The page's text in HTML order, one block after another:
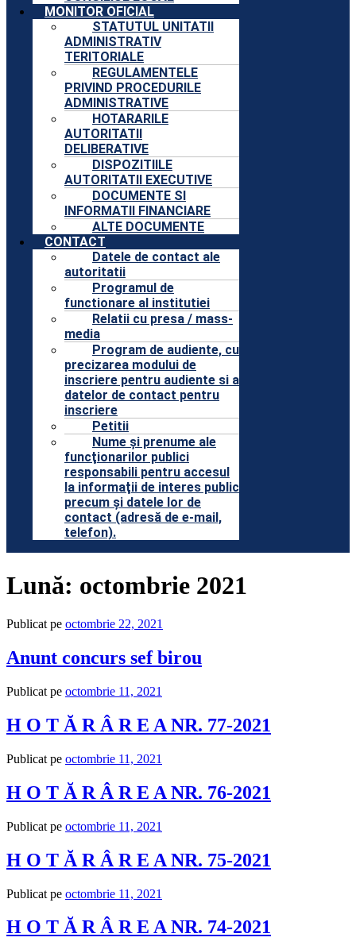
MONITOR OFICIAL
STATUTUL UNITATII
ADMINISTRATIV
TERITORIALE
REGULAMENTELE
PRIVIND PROCEDURILE
ADMINISTRATIVE
HOTARARILE
AUTORITATII
DELIBERATIVE
DISPOZITIILE
AUTORITATII EXECUTIVE
DOCUMENTE SI
INFORMATII FINANCIARE
ALTE DOCUMENTE
CONTACT
Datele de contact ale
autoritatii
Programul de
functionare al institutiei
Relatii cu presa / mass-
media
Program de audiente, cu
precizarea modului de
inscriere pentru audiente si a
datelor de contact pentru
inscriere
Petitii
Nume şi prenume ale
funcţionarilor publici
responsabili pentru accesul
la informaţii de interes public
precum şi datele lor de
contact (adresă de e-mail,
telefon).
Lună: octombrie 2021
Publicat pe octombrie 22, 2021
Anunt concurs sef birou
Publicat pe octombrie 11, 2021
H O T Ă R Â R E A NR. 77-2021
Publicat pe octombrie 11, 2021
H O T Ă R Â R E A NR. 76-2021
Publicat pe octombrie 11, 2021
H O T Ă R Â R E A NR. 75-2021
Publicat pe octombrie 11, 2021
H O T Ă R Â R E A NR. 74-2021